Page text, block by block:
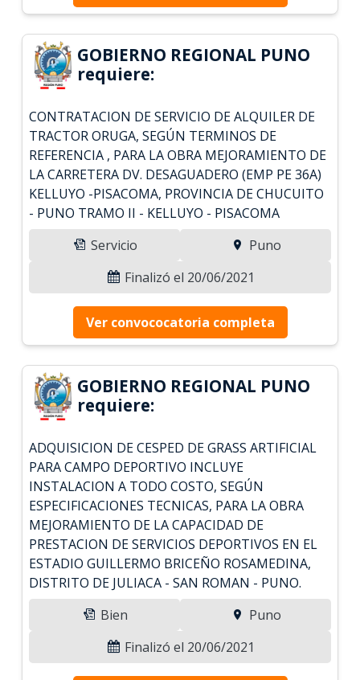
GOBIERNO REGIONAL PUNO
requiere:
CONTRATACION DE SERVICIO DE ALQUILER DE
TRACTOR ORUGA, SEGÚN TERMINOS DE
REFERENCIA , PARA LA OBRA MEJORAMIENTO DE
LA CARRETERA DV. DESAGUADERO (EMP PE 36A)
KELLUYO -PISACOMA, PROVINCIA DE CHUCUITO
- PUNO TRAMO II - KELLUYO - PISACOMA
Servicio
Puno
Finalizó el 20/06/2021
Ver convococatoria completa
GOBIERNO REGIONAL PUNO
requiere:
ADQUISICION DE CESPED DE GRASS ARTIFICIAL
PARA CAMPO DEPORTIVO INCLUYE
INSTALACION A TODO COSTO, SEGÚN
ESPECIFICACIONES TECNICAS, PARA LA OBRA
MEJORAMIENTO DE LA CAPACIDAD DE
PRESTACION DE SERVICIOS DEPORTIVOS EN EL
ESTADIO GUILLERMO BRICEÑO ROSAMEDINA,
DISTRITO DE JULIACA - SAN ROMAN - PUNO.
Bien
Puno
Finalizó el 20/06/2021